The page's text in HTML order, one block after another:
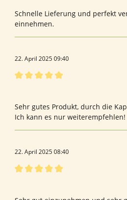
Schnelle Lieferung und perfekt
einnehmen.
22. April 2025 09:40
Sehr gutes Produkt, durch die
Ich kann es nur weiterempfehlen!
22. April 2025 08:40